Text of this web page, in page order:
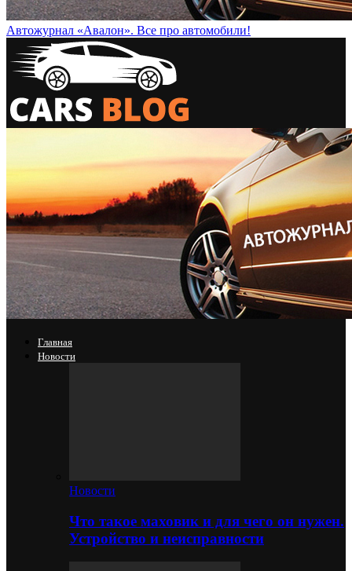
Автожурнал «Авалон». Все про автомобили!
Главная
Новости
Новости
Что такое маховик и для чего он нужен.
Устройство и неисправности